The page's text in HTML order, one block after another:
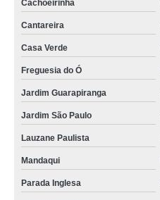
Cachoeirinha
Cantareira
Casa Verde
Freguesia do Ó
Jardim Guarapiranga
Jardim São Paulo
Lauzane Paulista
Mandaqui
Parada Inglesa